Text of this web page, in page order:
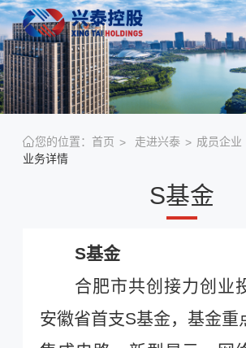
您的位置： 首页 走进兴泰 成员企业
业务详情
S基金
S基金
合肥市共创接力创业
安徽省首支S基金，基金重